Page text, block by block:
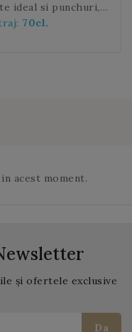
catifelate si
de delicioase,
de vara.
l cu cola sau o
ideal si punchuri,
cocktailuri,
70cl.
acest moment.
și ofertele exclusive